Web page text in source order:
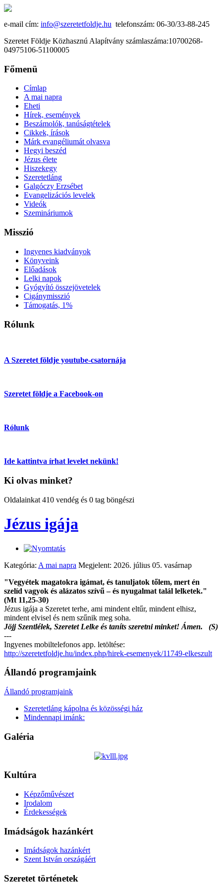
e-mail cím: info@szeretetfoldje.hu telefonszám: 06-30/33-88-245
Szeretet Földje Közhasznú Alapítvány számlaszáma:10700268-
04975106-51100005
Főmenü
Címlap
A mai napra
Eheti
Hírek, események
Beszámolók, tanúságtételek
Cikkek, írások
Márk evangéliumát olvasva
Hegyi beszéd
Jézus élete
Hiszekegy
Szeretetláng
Galgóczy Erzsébet
Evangelizációs levelek
Videók
Szemináriumok
Misszió
Ingyenes kiadványok
Könyveink
Előadások
Lelki napok
Gyógyító összejövetelek
Cigánymisszió
Támogatás, 1%
Rólunk
A Szeretet földje youtube-csatornája
Szeretet földje a Facebook-on
Rólunk
Ide kattintva írhat levelet nekünk!
Ki olvas minket?
Oldalainkat 410 vendég és 0 tag böngészi
Jézus igája
Kategória: A mai napra Megjelent: 2026. július 05. vasárnap
"Vegyétek magatokra igámat, és tanuljatok tőlem, mert én
szelíd vagyok és alázatos szívű – és nyugalmat talál lelketek."
(Mt 11,25-30)
Jézus igája a Szeretet terhe, ami mindent eltűr, mindent elhisz,
mindent elvisel és nem szűnik meg soha.
Jöjj Szentlélek, Szeretet Lelke és taníts szeretni minket! Ámen. (S)
---
Ingyenes mobiltelefonos app. letöltése:
http://szeretetfoldje.hu/index.php/hirek-esemenyek/11749-elkeszult
Állandó programjaink
Állandó programjaink
Szeretetláng kápolna és közösségi ház
Mindennapi imánk:
Galéria
Kultúra
Képzőművészet
Irodalom
Érdekességek
Imádságok hazánkért
Imádságok hazánkért
Szent István országáért
Szeretet történetek